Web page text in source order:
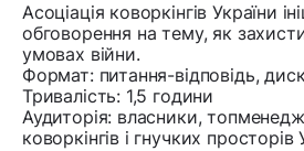
Асоціація коворкінгів України
обговорення на тему, як
умовах війни.
Формат: питання-відповідь,
Тривалість: 1,5 години
Аудиторія: власники,
коворкінгів і гнучких просторів